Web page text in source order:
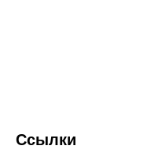
Ссылки